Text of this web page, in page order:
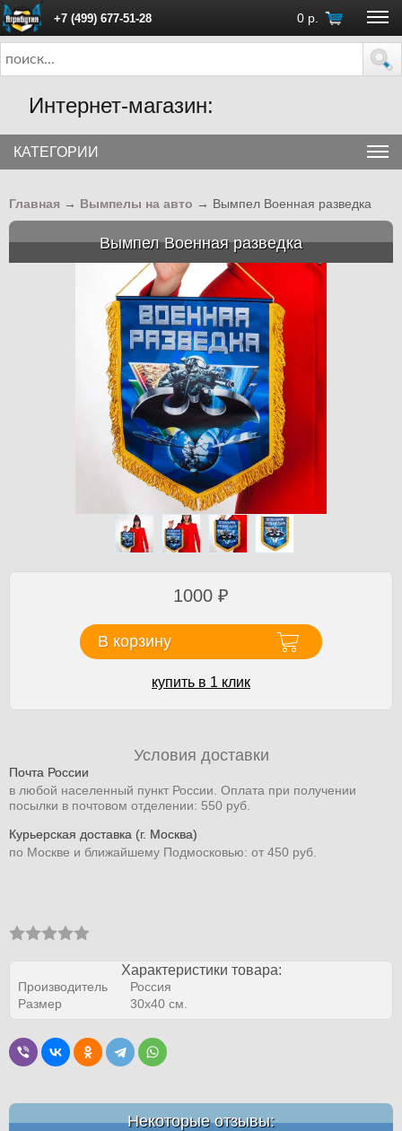
+7 (499) 677-51-28 0 р.
ПН - ПТ с 10:00 до 18:00 (Москва)
Интернет-магазин:
КАТЕГОРИИ
Главная → Вымпелы на авто → Вымпел Военная разведка
Вымпел Военная разведка
1000 ₽
В корзину
купить в 1 клик
Условия доставки
Почта России
в любой населенный пункт России. Оплата при получении
посылки в почтовом отделении: 550 руб.
Курьерская доставка (г. Москва)
по Москве и ближайшему Подмосковью: от 450 руб.
Характеристики товара:
Производитель
Россия
Размер
30х40 см.
Некоторые отзывы: